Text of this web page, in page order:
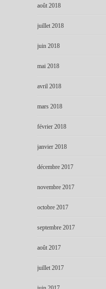
août 2018
juillet 2018
juin 2018
mai 2018
avril 2018
mars 2018
février 2018
janvier 2018
décembre 2017
novembre 2017
octobre 2017
septembre 2017
août 2017
juillet 2017